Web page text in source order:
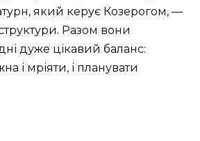
який керує Козерогом, —
Разом вони
дуже цікавий баланс:
і мріяти, і планувати